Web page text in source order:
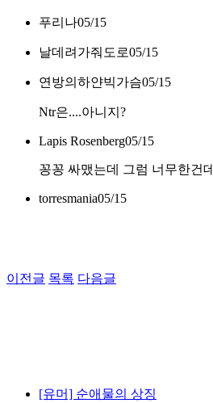
푸리나05/15
날데려가줘도로05/15
연방의하얀빅가슴05/15
Ntr은....아니지?
Lapis Rosenberg05/15
꽁꽁 싸맸는데 그럼 너무한건데
torresmania05/15
이전글 목록 다음글
[유머] 순애물의 상징